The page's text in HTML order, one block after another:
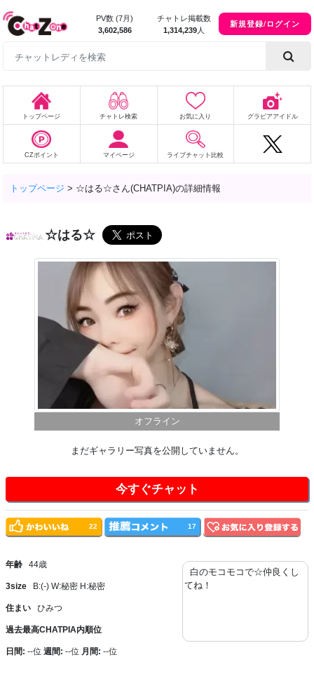
PV数 (7月)
3,602,586
チャトレ掲載数
1,314,239 人
新規登録/ログイン
トップページ チャトレ検索 お気に入り グラビアアイドル
CZポイント マイページ ライブチャット比較
トップページ > ☆はる☆さん(CHATPIA)の詳細情報
☆はる☆
オフライン
まだギャラリー写真を公開していません。
今すぐチャット
年齢 44歳
3size B:(-) W:秘密 H:秘密
住まい ひみつ
過去最高CHATPIA内順位
日間: --位 週間: --位 月間: --位
白のモコモコで☆仲良くし
てね！
22 17